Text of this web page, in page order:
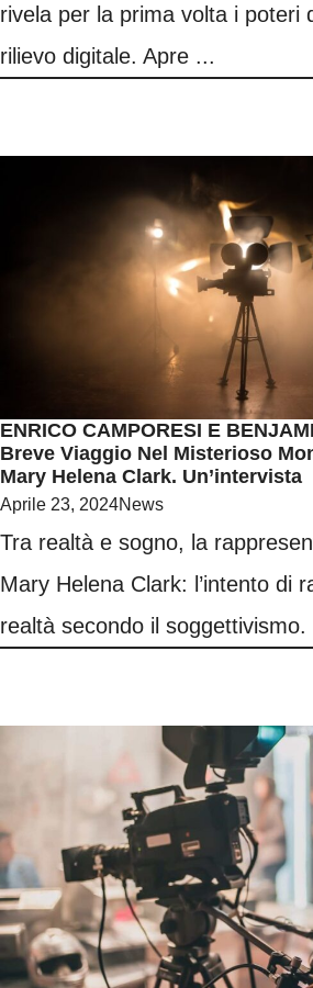
rivela per la prima volta i poteri
rilievo digitale. Apre ...
ENRICO CAMPORESI E
Breve Viaggio Nel Misterioso
Mary Helena Clark. Un’intervista
Aprile 23, 2024News
Tra realtà e sogno, la
Mary Helena Clark: l’intento di
realtà secondo il soggettivismo.